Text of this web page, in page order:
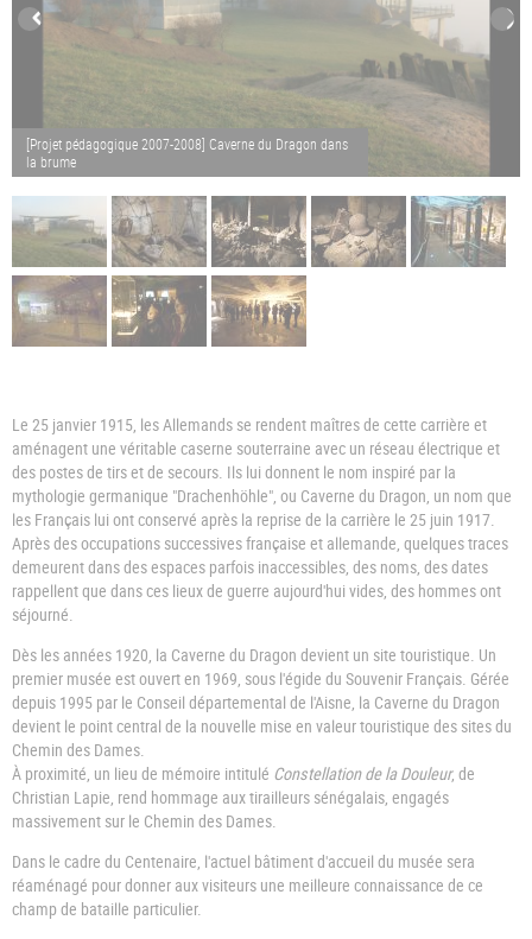
[Projet pédagogique 2007-2008] Caverne du Dragon dans
la brume
Le 25 janvier 1915, les Allemands se rendent maîtres de cette carrière et
aménagent une véritable caserne souterraine avec un réseau électrique et
des postes de tirs et de secours. Ils lui donnent le nom inspiré par la
mythologie germanique "Drachenhöhle", ou Caverne du Dragon, un nom que
les Français lui ont conservé après la reprise de la carrière le 25 juin 1917.
Après des occupations successives française et allemande, quelques traces
demeurent dans des espaces parfois inaccessibles, des noms, des dates
rappellent que dans ces lieux de guerre aujourd'hui vides, des hommes ont
séjourné.
Dès les années 1920, la Caverne du Dragon devient un site touristique. Un
premier musée est ouvert en 1969, sous l'égide du Souvenir Français. Gérée
depuis 1995 par le Conseil départemental de l'Aisne, la Caverne du Dragon
devient le point central de la nouvelle mise en valeur touristique des sites du
Chemin des Dames.
À proximité, un lieu de mémoire intitulé Constellation de la Douleur, de
Christian Lapie, rend hommage aux tirailleurs sénégalais, engagés
massivement sur le Chemin des Dames.
Dans le cadre du Centenaire, l'actuel bâtiment d'accueil du musée sera
réaménagé pour donner aux visiteurs une meilleure connaissance de ce
champ de bataille particulier.